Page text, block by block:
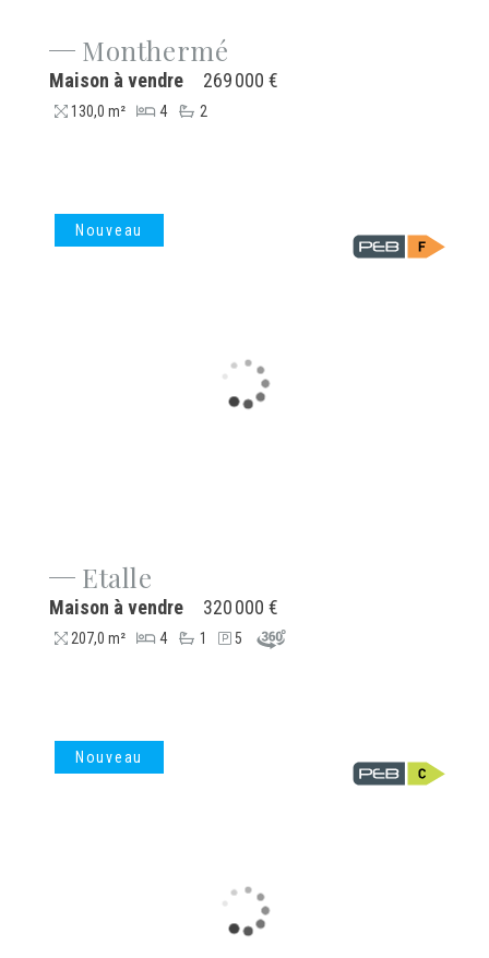
Monthermé
269 000 €
Maison à vendre
130,0 m² 4 2
Nouveau
Etalle
320 000 €
Maison à vendre
207,0 m² 4 1 5
Nouveau